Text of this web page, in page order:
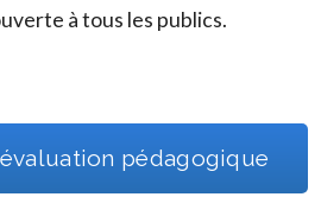
à tous les publics.
pédagogique